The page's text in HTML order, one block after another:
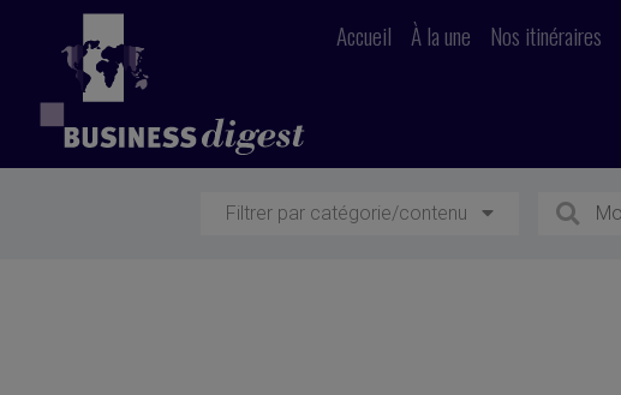
Accueil À la une Nos itinéraires
Filtrer par catégorie/contenu